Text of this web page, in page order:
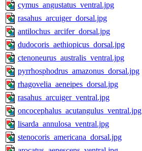
cymus_angustatus_ventral.jpg
rasahus_arcuiger_dorsal.jpg
antilochus_arcifer_dorsal.jpg
dudocoris_aethiopicus_dorsal.jpg
ctenoneurus_australis_ventral.jpg
pyrrhosphodrus_amazonus_dorsal.jpg
rhagovelia_aeneipes_dorsal.jpg
rasahus_arcuiger_ventral.jpg
oncocephalus_acutangulus_ventral.jpg
lisarda_annulosa_ventral.jpg
stenocoris_americana_dorsal.jpg